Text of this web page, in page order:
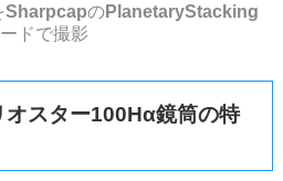
SharpcapのPlanetaryStacking
ドで撮影
スター100Hα鏡筒の特